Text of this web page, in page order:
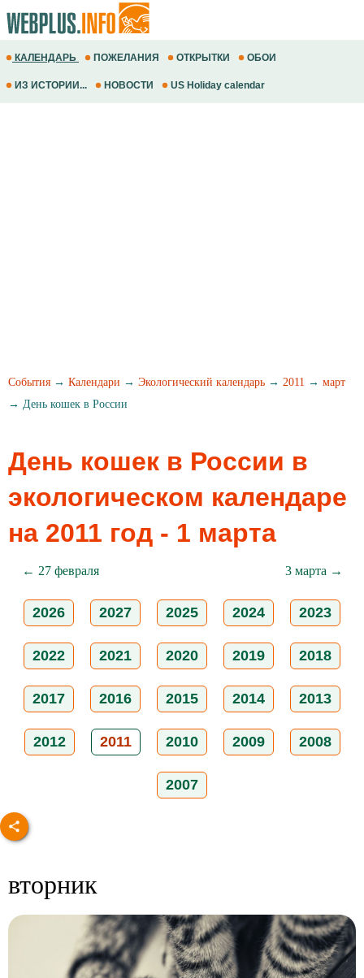
КАЛЕНДАРЬ ПОЖЕЛАНИЯ ОТКРЫТКИ ОБОИ
ИЗ ИСТОРИИ... НОВОСТИ US Holiday calendar
События → Календари → Экологический календарь → 2011 → март
→ День кошек в России
День кошек в России в
экологическом календаре
на 2011 год - 1 марта
← 27 февраля 3 марта →
2026 2027 2025 2024 2023
2022 2021 2020 2019 2018
2017 2016 2015 2014 2013
2012 2011 2010 2009 2008
2007
вторник